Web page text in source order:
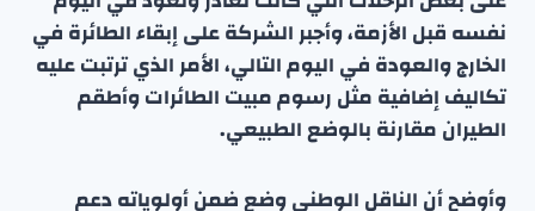
نفسه قبل الأزمة، وأجبر الشركة على إبقاء الطائرة في
الخارج والعودة في اليوم التالي، الأمر الذي ترتبت عليه
تكاليف إضافية مثل رسوم مبيت الطائرات وأطقم
الطيران مقارنة بالوضع الطبيعي.
وأوضح أن الناقل الوطني وضع ضمن أولوياته دعم